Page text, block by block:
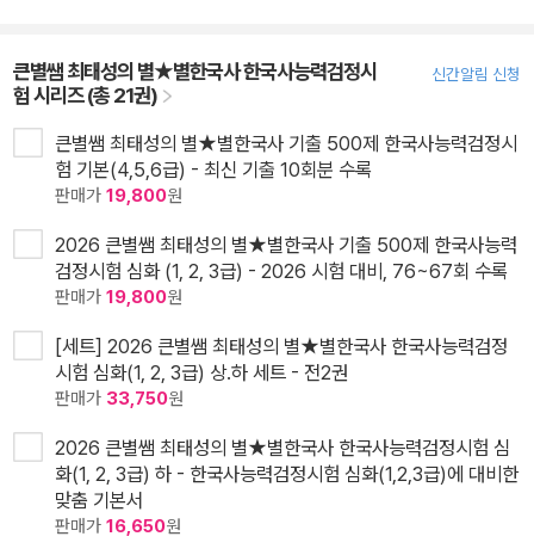
큰별쌤 최태성의 별★별한국사 한국사능력검정시
험 시리즈 (총 21권)
신간알림 신청
큰별쌤 최태성의 별★별한국사 기출 500제 한국사능력검정시
험 기본(4,5,6급) - 최신 기출 10회분 수록
판매가 19,800원
2026 큰별쌤 최태성의 별★별한국사 기출 500제 한국사능력
검정시험 심화 (1, 2, 3급) - 2026 시험 대비, 76~67회 수록
판매가 19,800원
[세트] 2026 큰별쌤 최태성의 별★별한국사 한국사능력검정
시험 심화(1, 2, 3급) 상.하 세트 - 전2권
판매가 33,750원
2026 큰별쌤 최태성의 별★별한국사 한국사능력검정시험 심
화(1, 2, 3급) 하 - 한국사능력검정시험 심화(1,2,3급)에 대비한
맞춤 기본서
판매가 16,650원